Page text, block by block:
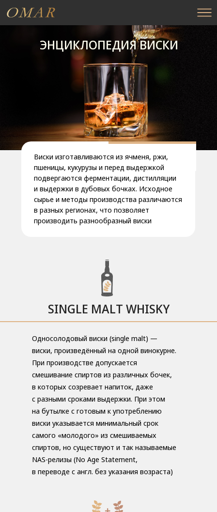
ЭНЦИКЛОПЕДИЯ ВИСКИ
Виски изготавливаются из ячменя, ржи,
пшеницы, кукурузы и перед выдержкой
подвергаются ферментации, дистилляции
и выдержки в дубовых бочках. Исходное
сырье и методы производства различаются
в разных регионах, что позволяет
производить разнообразный виски
SINGLE MALT WHISKY
Односолодовый виски (single malt) —
виски, произведённый на одной винокурне.
При производстве допускается
смешивание спиртов из различных бочек,
в которых созревает напиток, даже
с разными сроками выдержки. При этом
на бутылке с готовым к употреблению
виски указывается минимальный срок
самого «молодого» из смешиваемых
спиртов, но существуют и так называемые
NAS-релизы (No Age Statement,
в переводе с англ. без указания возраста)